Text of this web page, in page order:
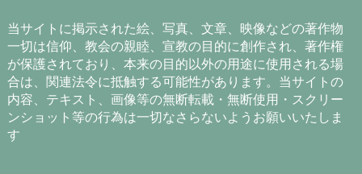
ブ
当サイトに掲示された絵、写真、文章、映像などの著作物
一切は信仰、教会の親睦、宣教の目的に創作され、著作権
が保護されており、本来の目的以外の用途に使用される場
合は、関連法令に抵触する可能性があります。当サイトの
内容、テキスト、画像等の無断転載・無断使用・スクリー
ンショット等の行為は一切なさらないようお願いいたしま
す